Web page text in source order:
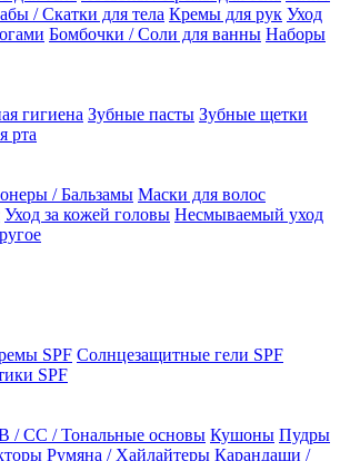
/ Скатки для тела Кремы для рук Уход
Бомбочки / Соли для ванны Наборы
гигиена Зубные пасты Зубные щетки
рта
/ Бальзамы Маски для волос
Уход за кожей головы Несмываемый уход
SPF Солнцезащитные гели SPF
SPF
/ CC / Тональные основы Кушоны Пудры
Румяна / Хайлайтеры Карандаши /